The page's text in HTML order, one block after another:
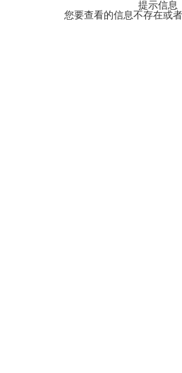
提示信息
您要查看的信息不存在或